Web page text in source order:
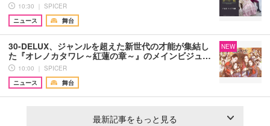
10:30 ｜ SPICER
ニュース
舞台
30-DELUX、ジャンルを超えた新世代の才能が集結し
た『オレノカタワレ～紅蓮の章～』のメインビジュ…
10:00 ｜ SPICER
ニュース
舞台
NEW
最新記事をもっと見る